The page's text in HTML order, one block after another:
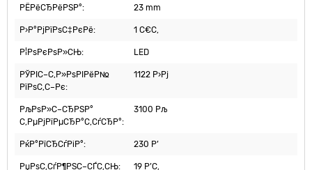
РЁРёСЂРёРЅР°: 23 mm
Р›Р°РјРїРѕС‡РєРё: 1 С€С‚
Р¦РѕРєРѕР»СЊ: LED
РЎРІС–С‚Р»РѕРІРёР№
РїРѕС‚С–Рє:
1122 Р›Рј
РљРѕР»С–СЂРЅР°
С‚РµРјРїРµСЂР°С‚СѓСЂР°:
3100 Рљ
РќР°РїСЂСѓРіР°: 230 Р’
РџРѕС‚СѓР¶РЅС–СЃС‚СЊ: 19 Р’С‚